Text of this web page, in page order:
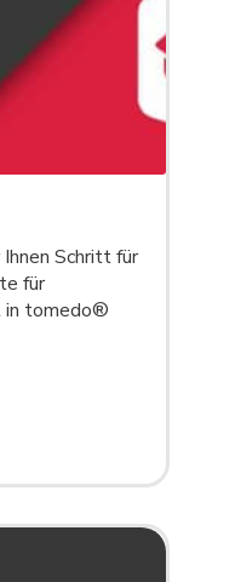
Schritt für
für
in tomedo®